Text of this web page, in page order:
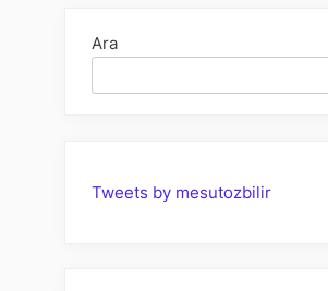
ve
Ara
Tweets by mesutozbilir